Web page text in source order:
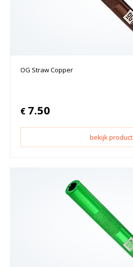
OG Straw Copper
€ 7.50
bekijk product